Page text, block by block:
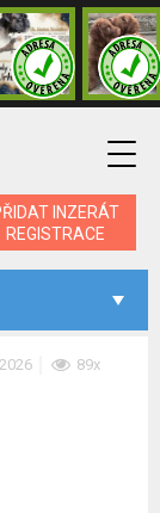
INZERÁT
REGISTRACE
89x